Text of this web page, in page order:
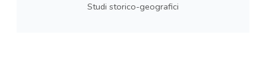
Studi storico-geografici